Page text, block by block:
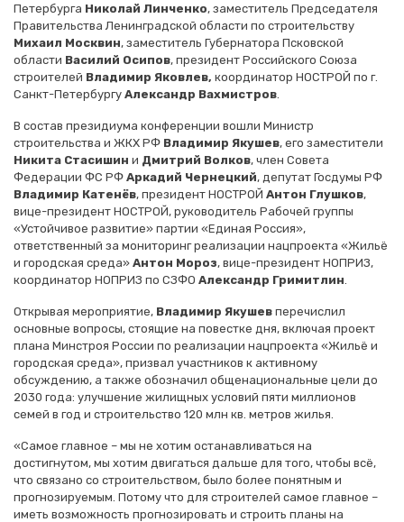
Петербурга Николай Линченко, заместитель Председателя
Правительства Ленинградской области по строительству
Михаил Москвин, заместитель Губернатора Псковской
области Василий Осипов, президент Российского Союза
строителей Владимир Яковлев, координатор НОСТРОЙ по г.
Санкт-Петербургу Александр Вахмистров.
В состав президиума конференции вошли Министр
строительства и ЖКХ РФ Владимир Якушев, его заместители
Никита Стасишин и Дмитрий Волков, член Совета
Федерации ФС РФ Аркадий Чернецкий, депутат Госдумы РФ
Владимир Катенёв, президент НОСТРОЙ Антон Глушков,
вице-президент НОСТРОЙ, руководитель Рабочей группы
«Устойчивое развитие» партии «Единая Россия»,
ответственный за мониторинг реализации нацпроекта «Жильё
и городская среда» Антон Мороз, вице-президент НОПРИЗ,
координатор НОПРИЗ по СЗФО Александр Гримитлин.
Открывая мероприятие, Владимир Якушев перечислил
основные вопросы, стоящие на повестке дня, включая проект
плана Минстроя России по реализации нацпроекта «Жильё и
городская среда», призвал участников к активному
обсуждению, а также обозначил общенациональные цели до
2030 года: улучшение жилищных условий пяти миллионов
семей в год и строительство 120 млн кв. метров жилья.
«Самое главное – мы не хотим останавливаться на
достигнутом, мы хотим двигаться дальше для того, чтобы всё,
что связано со строительством, было более понятным и
прогнозируемым. Потому что для строителей самое главное –
иметь возможность прогнозировать и строить планы на